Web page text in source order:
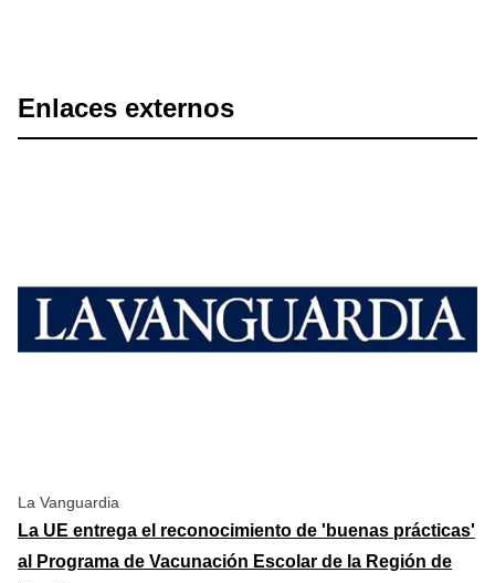
Enlaces externos
La Vanguardia
La UE entrega el reconocimiento de 'buenas prácticas'
al Programa de Vacunación Escolar de la Región de